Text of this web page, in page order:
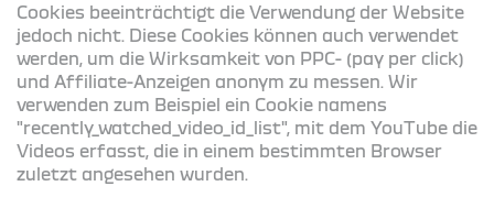
Cookies beeinträchtigt die Verwendung der Website
jedoch nicht. Diese Cookies können auch verwendet
werden, um die Wirksamkeit von PPC- (pay per click)
und Affiliate-Anzeigen anonym zu messen. Wir
verwenden zum Beispiel ein Cookie namens
"recently_watched_video_id_list", mit dem YouTube die
Videos erfasst, die in einem bestimmten Browser
zuletzt angesehen wurden.